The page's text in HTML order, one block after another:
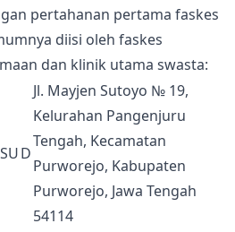
pertahanan pertama faskes
diisi oleh faskes
dan klinik utama swasta:
D
Jl. Mayjen Sutoyo № 19,
Kelurahan Pangenjuru
Tengah, Kecamatan
Purworejo, Kabupaten
Purworejo, Jawa Tengah
54114